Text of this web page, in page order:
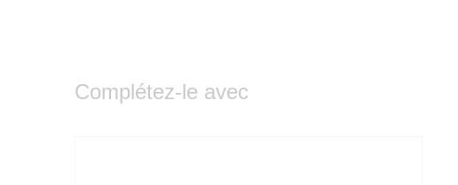
Complétez-le avec